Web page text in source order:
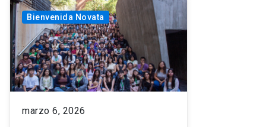
Bienvenida Novata
marzo 6, 2026